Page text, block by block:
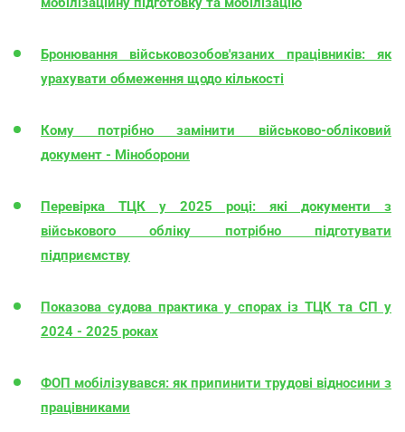
Бронювання військовозобов'язаних працівників: як
урахувати обмеження щодо кількості
Кому потрібно замінити військово-обліковий
документ - Міноборони
Перевірка ТЦК у 2025 році: які документи з
військового обліку потрібно підготувати
підприємству
Показова судова практика у спорах із ТЦК та СП у
2024 - 2025 роках
ФОП мобілізувався: як припинити трудові відносини з
працівниками